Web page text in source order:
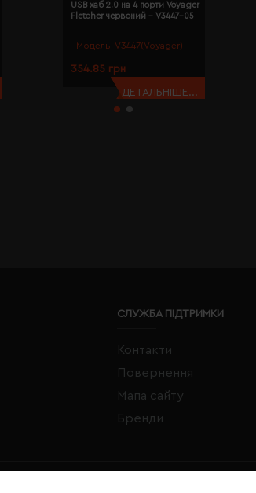
Модель: V3447(Voyager)
USB хаб 2.0 на 4 порти Voyager
Fletcher червоний - V3447-05
354.85 грн
ДЕТАЛЬНІШЕ...
СЛУЖБА ПІДТРИМКИ
Контакти
Повернення
Мапа сайту
Бренди